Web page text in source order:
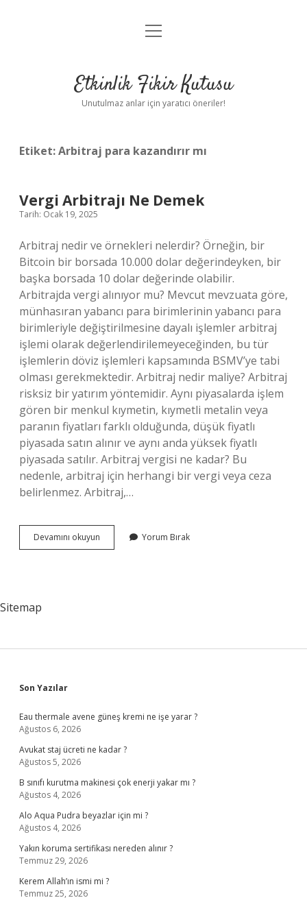
Anasayfa
Yasal Uyarı
menüyü
Etkinlik Fikir Kutusu
Unutulmaz anlar için yaratıcı öneriler!
Etiket:Arbitraj para kazandırır mı
Vergi Arbitrajı Ne Demek
Tarih: Ocak 19, 2025
Arbitraj nedir ve örnekleri nelerdir? Örneğin, bir
Bitcoin bir borsada 10.000 dolar değerindeyken, bir
başka borsada 10 dolar değerinde olabilir.
Arbitrajda vergi alınıyor mu? Mevcut mevzuata göre,
münhasıran yabancı para birimlerinin yabancı para
birimleriyle değiştirilmesine dayalı işlemler arbitraj
işlemi olarak değerlendirilemeyeceğinden, bu tür
işlemlerin döviz işlemleri kapsamında BSMV’ye tabi
olması gerekmektedir. Arbitraj nedir maliye? Arbitraj
risksiz bir yatırım yöntemidir. Aynı piyasalarda işlem
gören bir menkul kıymetin, kıymetli metalin veya
paranın fiyatları farklı olduğunda, düşük fiyatlı
piyasada satın alınır ve aynı anda yüksek fiyatlı
piyasada satılır. Arbitraj vergisi ne kadar? Bu
nedenle, arbitraj için herhangi bir vergi veya ceza
belirlenmez. Arbitraj,…
Devamını okuyun
Arbitrajı
Yorum Bırak
Sitemap
Sidebar
Son Yazılar
Eau thermale avene güneş kremi ne işe yarar ?
Ağustos 6, 2026
Avukat staj ücreti ne kadar ?
Ağustos 5, 2026
B sınıfı kurutma makinesi çok enerji yakar mı ?
Ağustos 4, 2026
Alo Aqua Pudra beyazlar için mi ?
Ağustos 4, 2026
Yakın koruma sertifikası nereden alınır ?
Temmuz 29, 2026
Kerem Allah’ın ismi mi ?
Temmuz 25, 2026